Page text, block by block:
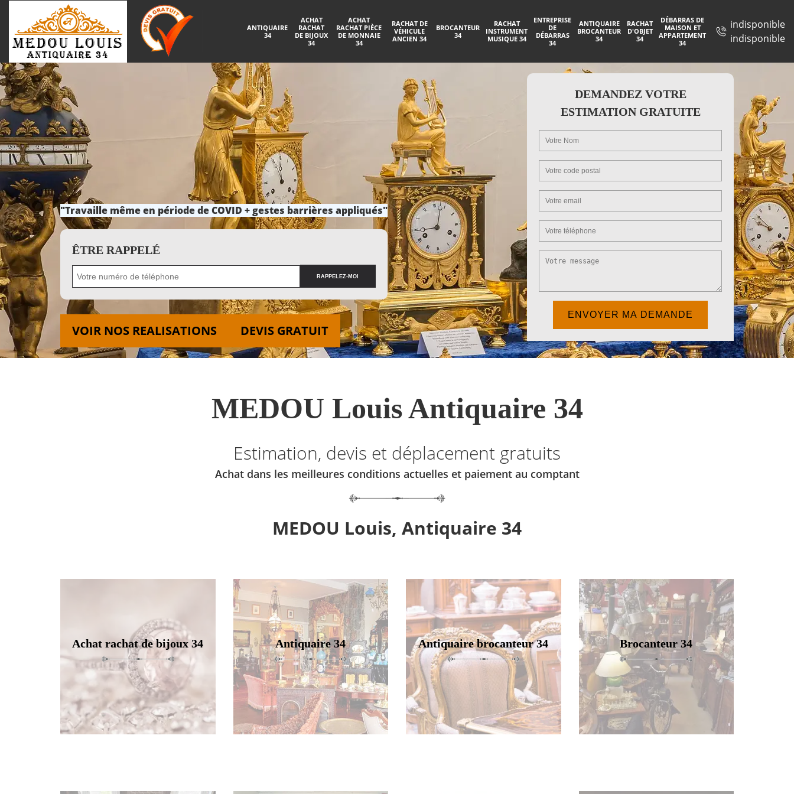
ANTIQUAIRE
34
ACHAT
RACHAT
DE BIJOUX
34
ACHAT
RACHAT PIÈCE
DE MONNAIE
34
RACHAT DE
VÉHICULE
ANCIEN 34
BROCANTEUR
34
RACHAT
INSTRUMENT
MUSIQUE 34
ENTREPRISE
DE
DÉBARRAS
34
ANTIQUAIRE
BROCANTEUR
34
RACHAT
D'OBJET
34
DÉBARRAS DE
MAISON ET
APPARTEMENT
34
indisponible
indisponible
"Travaille même en période de COVID + gestes barrières appliqués"
ÊTRE RAPPELÉ
VOIR NOS REALISATIONS DEVIS GRATUIT
DEMANDEZ VOTRE
ESTIMATION GRATUITE
MEDOU Louis Antiquaire 34
Estimation, devis et déplacement gratuits
Achat dans les meilleures conditions actuelles et paiement au comptant
MEDOU Louis, Antiquaire 34
Achat rachat de bijoux 34 Antiquaire 34 Antiquaire brocanteur 34 Brocanteur 34